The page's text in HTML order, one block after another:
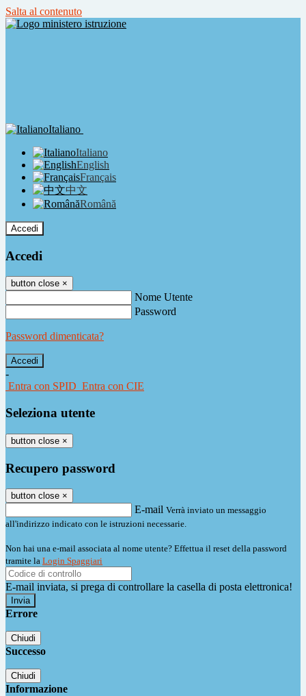
Salta al contenuto
Italiano
Italiano
English
Français
中文
Română
Accedi
Accedi
button close ×
Nome Utente
Password
Password dimenticata?
-
Entra con SPID Entra con CIE
Seleziona utente
button close ×
Recupero password
button close ×
E-mail Verrà inviato un messaggio
all'indirizzo indicato con le istruzioni necessarie.
Non hai una e-mail associata al nome utente? Effettua il reset della password
tramite la Login Spaggiari
E-mail inviata, si prega di controllare la casella di posta elettronica!
Errore
Chiudi
Successo
Chiudi
Informazione